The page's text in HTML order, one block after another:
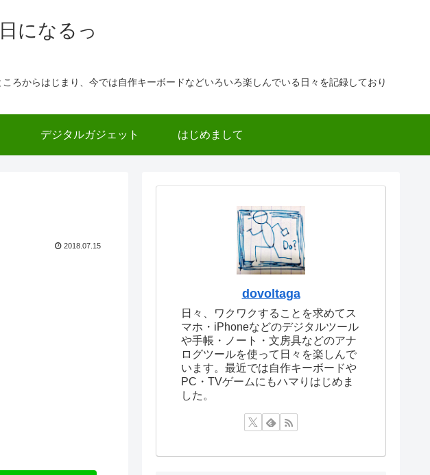
になるっ
ろからはじまり、今では自作キーボードなどいろいろ楽しんでいる日々を記録しており
デジタルガジェット はじめまして
2018.07.15
dovoltaga
日々、ワクワクすることを求めてス
マホ・iPhoneなどのデジタルツール
や手帳・ノート・文房具などのアナ
ログツールを使って日々を楽しんで
います。最近では自作キーボードや
PC・TVゲームにもハマりはじめま
した。